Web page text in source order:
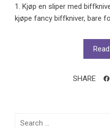
1. Kjøp en sliper med
kjøpe fancy biffkniver, bare
SHARE
Search